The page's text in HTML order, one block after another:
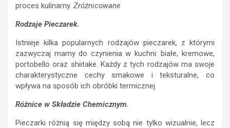
proces kulinarny. Zróżnicowane
Rodzaje Pieczarek.
Istnieje kilka popularnych rodzajów pieczarek, z którymi
zazwyczaj mamy do czynienia w kuchni: białe, kremowe,
portobello oraz shiitake. Każdy z tych rodzajów ma swoje
charakterystyczne cechy smakowe i teksturalne, co
wpływa na sposób ich obróbki termicznej.
Różnice w Składzie Chemicznym.
Pieczarki różnią się między sobą nie tylko wizualnie, lecz